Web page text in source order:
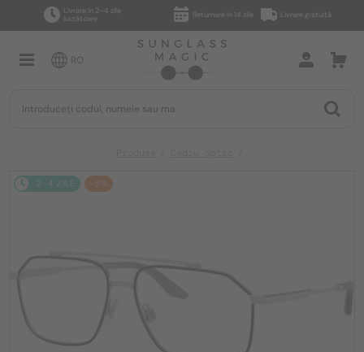
Livrare în 2–4 zile
lucrătoare
Returnare în 14 zile Livrare gratuită
RO
2-4 ZILE -5%